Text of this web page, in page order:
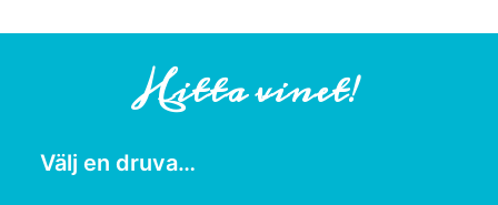
Hitta vinet!
Välj en druva…